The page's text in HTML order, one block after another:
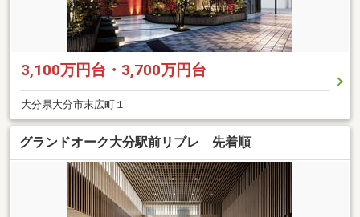
3,100万円台・3,700万円台
大分県大分市末広町１
グランドオーク大分駅前リブレ 先着順